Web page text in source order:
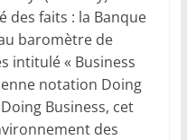
des faits : la Banque
baromètre de
intitulé « Business
notation Doing
Business, cet
des